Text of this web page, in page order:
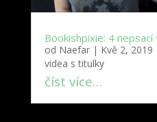
Bookishpixie: 4
od Naefar| Kvě 2, 2019
videa s titulky
číst více…